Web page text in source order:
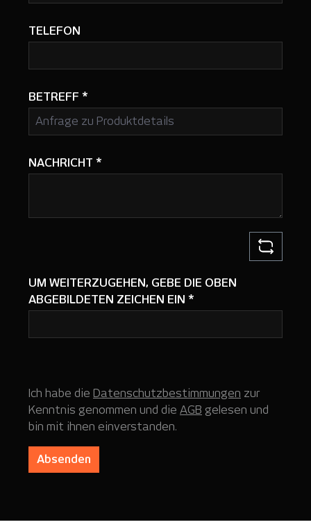
TELEFON
BETREFF *
NACHRICHT *
UM WEITERZUGEHEN, GEBE DIE OBEN
ABGEBILDETEN ZEICHEN EIN *
Ich habe die Datenschutzbestimmungen zur
Kenntnis genommen und die AGB gelesen und
bin mit ihnen einverstanden.
Absenden